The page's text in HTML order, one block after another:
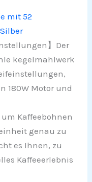
mit 52
】Der
kegelmahlwerk
180W Motor und
Kaffeebohnen
genau zu
es Ihnen, zu
Kaffeeerlebnis